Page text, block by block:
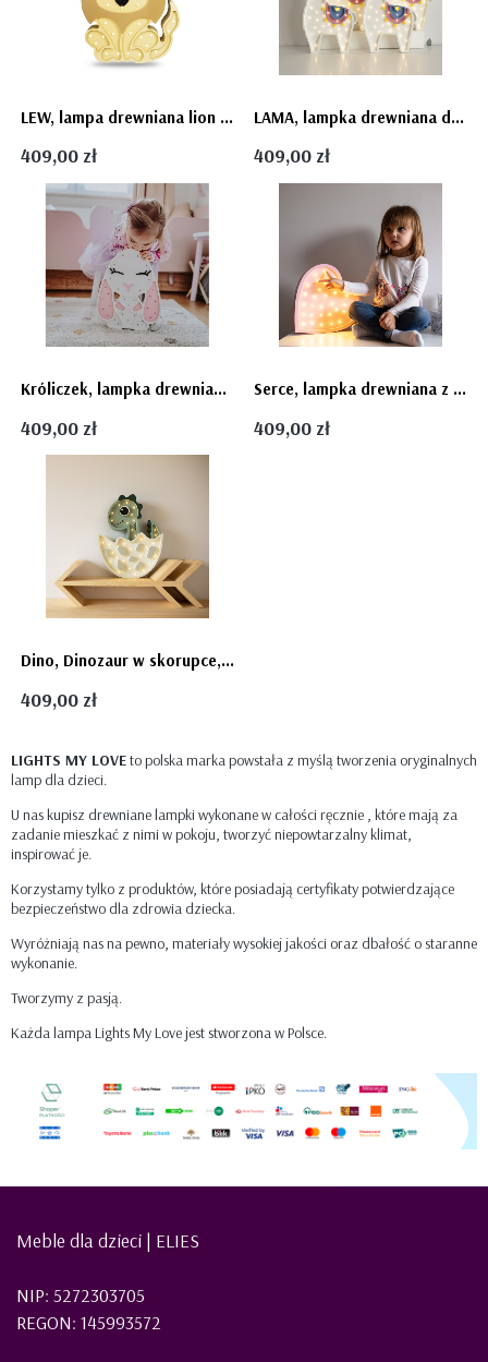
LEW, lampa drewniana lion safari Lights My Love
409,00 zł
LAMA, lampka drewniana dla dziecka Lights My Love
409,00 zł
Króliczek, lampka drewniana królik lampa Lights My Love
409,00 zł
Serce, lampka drewniana z drewna serduszko Lights My Love
409,00 zł
Dino, Dinozaur w skorupce, lampa z drewna Lights My Love
409,00 zł
LIGHTS MY LOVEto polska marka powstała z myślą tworzenia oryginalnych
lamp dla dzieci.
U nas kupisz drewniane lampki wykonane w całości ręcznie , które mają za
zadanie mieszkać z nimi w pokoju, tworzyć niepowtarzalny klimat,
inspirować je.
Korzystamy tylko z produktów, które posiadają certyfikaty potwierdzające
bezpieczeństwo dla zdrowia dziecka.
Wyróżniają nas na pewno, materiały wysokiej jakości oraz dbałość o staranne
wykonanie.
Tworzymy z pasją.
Każda lampa Lights My Love jest stworzona w Polsce.
Meble dla dzieci | ELIES
NIP: 5272303705
REGON: 145993572